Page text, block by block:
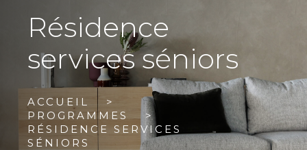
Résidence
services séniors
ACCUEIL
PROGRAMMES
RÉSIDENCE SERVICES
SÉNIORS